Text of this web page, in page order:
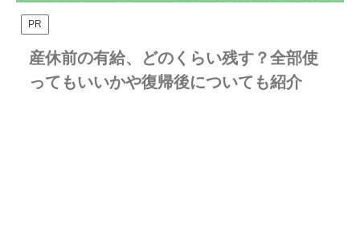
PR
産休前の有給、どのくらい残す？全部使
ってもいいかや復帰後についても紹介